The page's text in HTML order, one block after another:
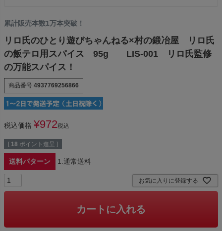
累計販売本数1万本突破！
リロ氏のひとり遊びちゃんねる×村の鍛冶屋 リロ氏
の飯テロ用スパイス 95g LIS-001 リロ氏監修
の万能スパイス！
商品番号 4937769256866
税込価格 ¥972税込
[ 18 ポイント進呈 ]
送料パターン 1.通常送料
お気に入りに登録する
カートに入れる